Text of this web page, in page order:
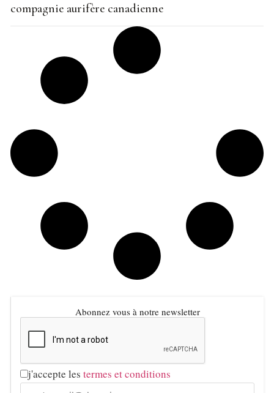
compagnie aurifère canadienne
Abonnez vous à notre newsletter
j'accepte les termes et conditions